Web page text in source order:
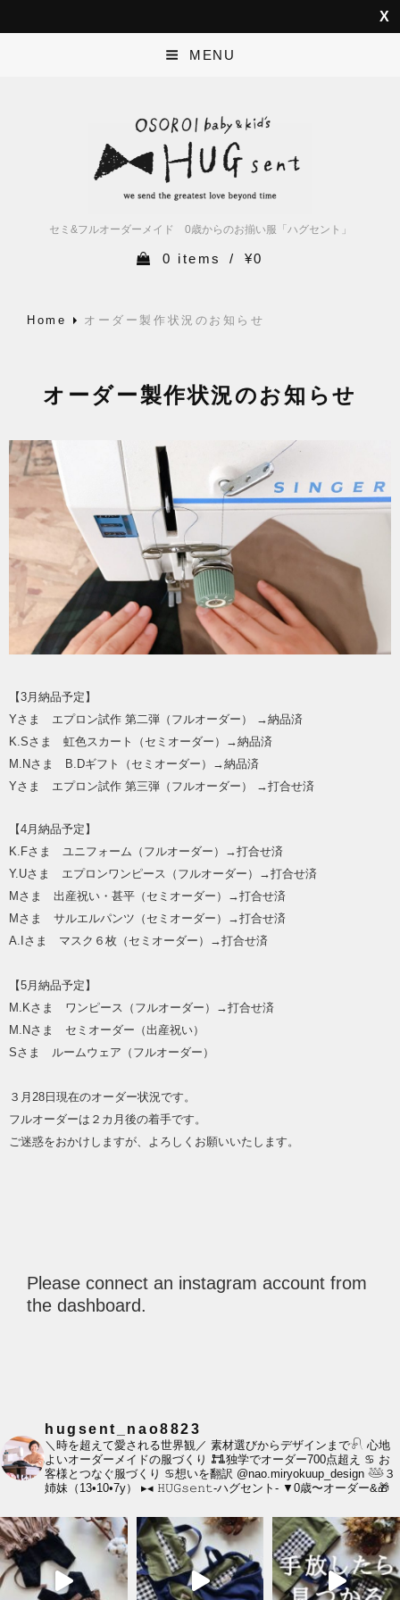
MENU
セミ&フルオーダーメイド 0歳からのお揃い服「ハグセント」
0 items / ¥0
Home オーダー製作状況のお知らせ
オーダー製作状況のお知らせ
【3月納品予定】
Yさま エプロン試作 第二弾（フルオーダー） →納品済
K.Sさま 虹色スカート（セミオーダー）→納品済
M.Nさま B.Dギフト（セミオーダー）→納品済
Yさま エプロン試作 第三弾（フルオーダー） →打合せ済
【4月納品予定】
K.Fさま ユニフォーム（フルオーダー）→打合せ済
Y.Uさま エプロンワンピース（フルオーダー）→打合せ済
Mさま 出産祝い・甚平（セミオーダー）→打合せ済
Mさま サルエルパンツ（セミオーダー）→打合せ済
A.Iさま マスク６枚（セミオーダー）→打合せ済
【5月納品予定】
M.Kさま ワンピース（フルオーダー）→打合せ済
M.Nさま セミオーダー（出産祝い）
Sさま ルームウェア（フルオーダー）
３月28日現在のオーダー状況です。
フルオーダーは２カ月後の着手です。
ご迷惑をおかけしますが、よろしくお願いいたします。
Please connect an instagram account from
the dashboard.
hugsent_nao8823
＼時を超えて愛される世界観／ 素材選びからデザインまで𓍯 心地
よいオーダーメイドの服づくり 𐃀独学でオーダー700点超え ♋︎ お
客様とつなぐ服づくり ♋︎想いを翻訳 @nao.miryokuup_design 𓅸３
姉妹（13•10•7y）
▸◂ 𝙷𝚄𝙶𝚜𝚎𝚗𝚝-ハグセント- ▼0歳〜オーダー&🎁